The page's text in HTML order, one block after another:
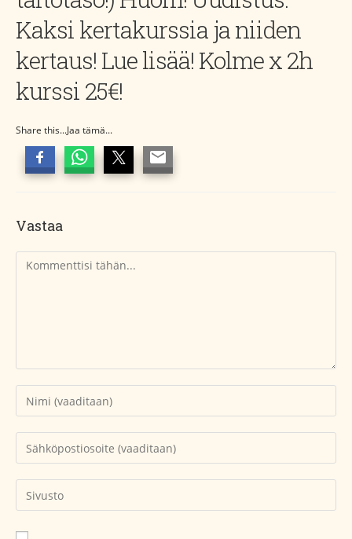
Kaksi kertakurssia ja niiden
kertaus! Lue lisää! Kolme x 2h
kurssi 25€!
Share this...Jaa tämä...
Vastaa
Kommentti
Kirjoita
nimesi
tai
käyttäjätunnuksesi
Kirjoita
sähköpostiosoitteesi
kommentoidaksesi
Kirjoita
sivustosi
verkko-